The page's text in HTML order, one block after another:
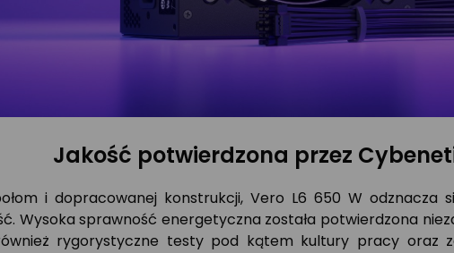
Jakość potwierdzona przez
i dopracowanej konstrukcji, Vero L6 650 W
Wysoka sprawność energetyczna została potwierdzona
również rygorystyczne testy pod kątem kultury pracy oraz